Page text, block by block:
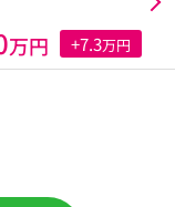
万円 +7.3万円